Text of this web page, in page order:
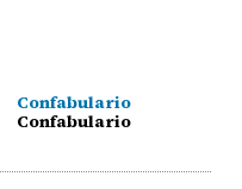
Confabulario
Confabulario